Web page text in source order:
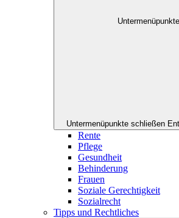
Untermenüpunkte schließen
Rente
Pflege
Gesundheit
Behinderung
Frauen
Soziale Gerechtigkeit
Sozialrecht
Tipps und Rechtliches